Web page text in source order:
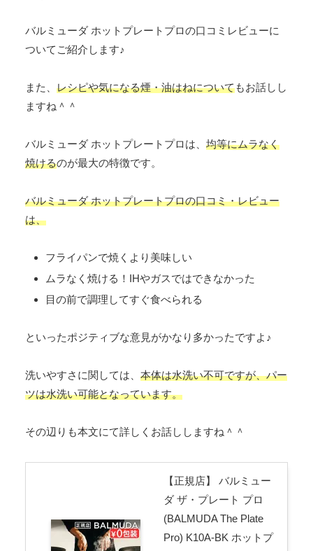
バルミューダ ホットプレートプロの口コミレビューに
ついてご紹介します♪
また、 レシピや気になる煙・油はねについてもお話しし
ますね＾＾
バルミューダ ホットプレートプロは、 均等にムラなく
焼けるのが最大の特徴です。
バルミューダ ホットプレートプロの口コミ・レビュー
は、
フライパンで焼くより美味しい
ムラなく焼ける！IHやガスではできなかった
目の前で調理してすぐ食べられる
といったポジティブな意見がかなり多かったですよ♪
洗いやすさに関しては、 本体は水洗い不可ですが、パー
ツは水洗い可能となっています。
その辺りも本文にて詳しくお話ししますね＾＾
【正規店】 バルミュー
ダ ザ・プレート プロ
(BALMUDA The Plate
Pro) K10A-BK ホットプ